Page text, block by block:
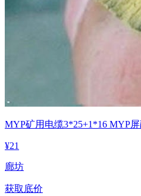
MYP矿用电缆3*25+1*16 MYP
¥21
廊坊
获取底价